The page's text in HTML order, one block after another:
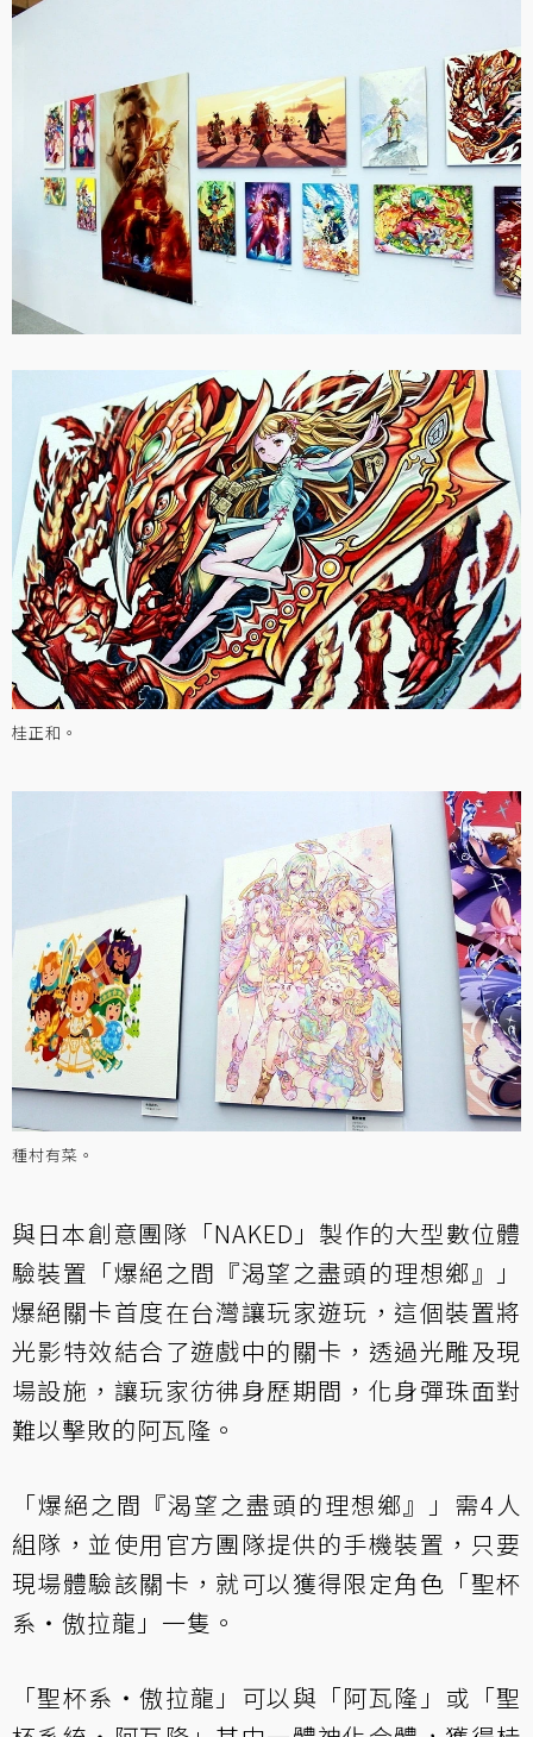
桂正和。
種村有菜。
與日本創意團隊「NAKED」製作的大型數位體
驗裝置「爆絕之間『渴望之盡頭的理想鄉』」
爆絕關卡首度在台灣讓玩家遊玩，這個裝置將
光影特效結合了遊戲中的關卡，透過光雕及現
場設施，讓玩家彷彿身歷期間，化身彈珠面對
難以擊敗的阿瓦隆。
「爆絕之間『渴望之盡頭的理想鄉』」需4人
組隊，並使用官方團隊提供的手機裝置，只要
現場體驗該關卡，就可以獲得限定角色「聖杯
系‧傲拉龍」一隻。
「聖杯系‧傲拉龍」可以與「阿瓦隆」或「聖